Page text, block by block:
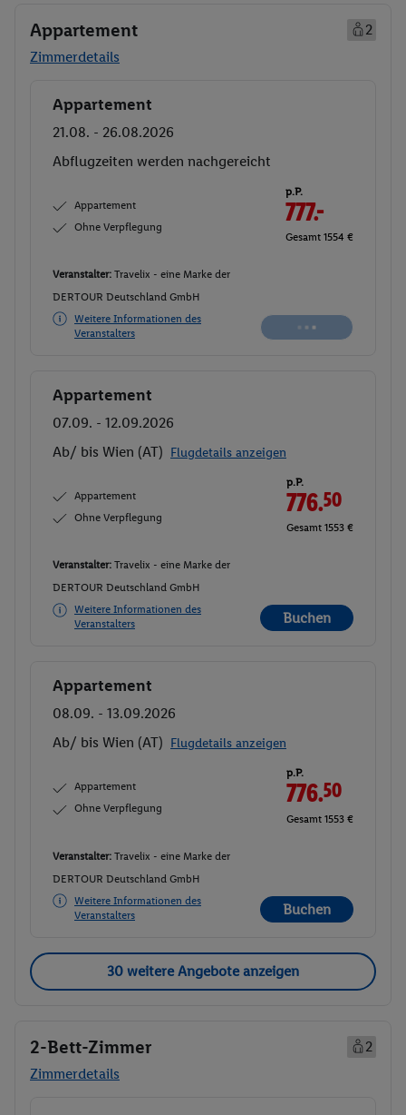
Appartement
2
Zimmerdetails
Buchen
Appartement
21.08. - 26.08.2026
Abflugzeiten werden nachgereicht
Appartement
Ohne Verpflegung
p.P.
777.-
Gesamt 1554 €
Veranstalter: Travelix - eine Marke der
DERTOUR Deutschland GmbH
Weitere Informationen des
Veranstalters
Buchen
Appartement
07.09. - 12.09.2026
Ab/ bis Wien (AT) Flugdetails anzeigen
Appartement
Ohne Verpflegung
p.P.
776.50
Gesamt 1553 €
Veranstalter: Travelix - eine Marke der
DERTOUR Deutschland GmbH
Weitere Informationen des
Veranstalters
Buchen
Buchen
Appartement
08.09. - 13.09.2026
Ab/ bis Wien (AT) Flugdetails anzeigen
Appartement
Ohne Verpflegung
p.P.
776.50
Gesamt 1553 €
Veranstalter: Travelix - eine Marke der
DERTOUR Deutschland GmbH
Weitere Informationen des
Veranstalters
Buchen
30 weitere Angebote anzeigen
2-Bett-Zimmer
2
Zimmerdetails